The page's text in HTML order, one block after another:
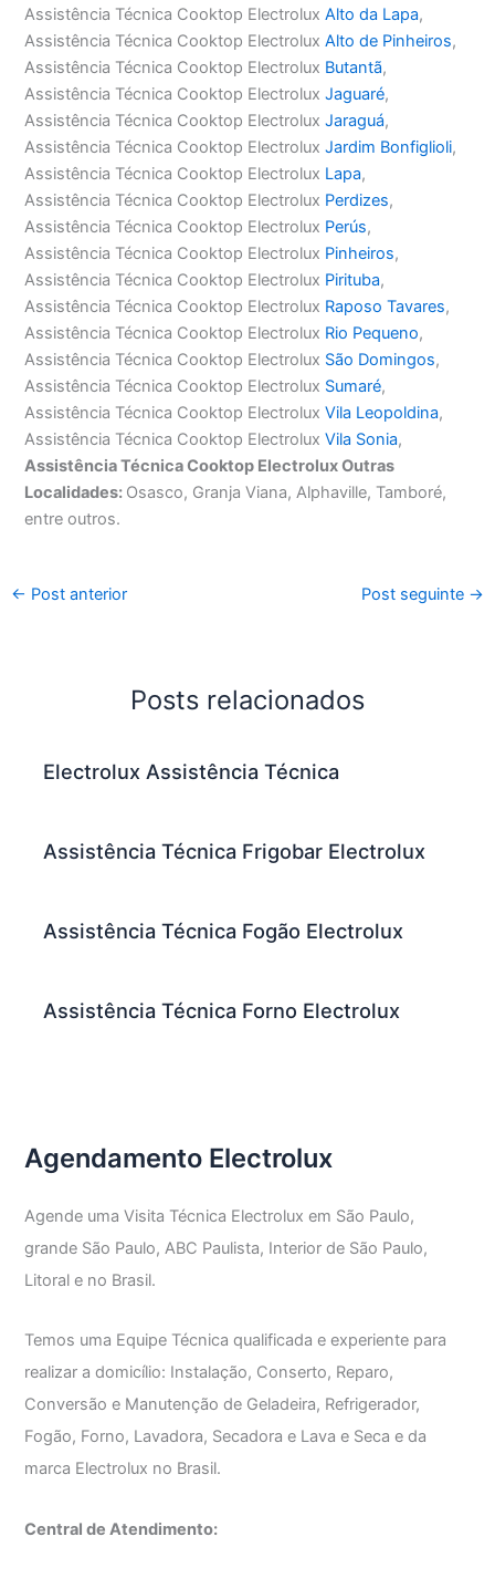
Assistência Técnica Cooktop ElectroluxAlto da Lapa,
Assistência Técnica Cooktop ElectroluxAlto de Pinheiros,
Assistência Técnica Cooktop Electrolux Butantã,
Assistência Técnica Cooktop ElectroluxJaguaré,
Assistência Técnica Cooktop ElectroluxJaraguá,
Assistência Técnica Cooktop ElectroluxJardim Bonfiglioli,
Assistência Técnica Cooktop Electrolux Lapa,
Assistência Técnica Cooktop Electrolux Perdizes,
Assistência Técnica Cooktop Electrolux Perús,
Assistência Técnica Cooktop Electrolux Pinheiros,
Assistência Técnica Cooktop Electrolux Pirituba,
Assistência Técnica Cooktop Electrolux Raposo Tavares,
Assistência Técnica Cooktop Electrolux Rio Pequeno,
Assistência Técnica Cooktop Electrolux São Domingos,
Assistência Técnica Cooktop Electrolux Sumaré,
Assistência Técnica Cooktop ElectroluxVila Leopoldina,
Assistência Técnica Cooktop ElectroluxVila Sonia,
Assistência Técnica Cooktop Electrolux Outras
Localidades: Osasco, Granja Viana, Alphaville, Tamboré,
entre outros.
← Post anterior Post seguinte →
Posts relacionados
Electrolux Assistência Técnica
Assistência Técnica Frigobar Electrolux
Assistência Técnica Fogão Electrolux
Assistência Técnica Forno Electrolux
Agendamento Electrolux
Agende uma Visita Técnica Electrolux em São Paulo,
grande São Paulo, ABC Paulista, Interior de São Paulo,
Litoral e no Brasil.
Temos uma Equipe Técnica qualificada e experiente para
realizar a domicílio: Instalação, Conserto, Reparo,
Conversão e Manutenção de Geladeira, Refrigerador,
Fogão, Forno, Lavadora, Secadora e Lava e Seca e da
marca Electrolux no Brasil.
Central de Atendimento: